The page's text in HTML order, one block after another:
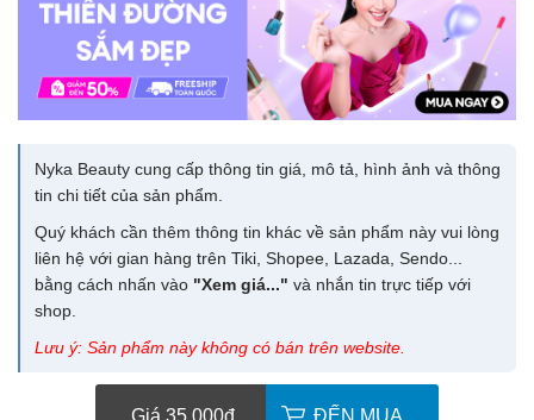
Nyka Beauty cung cấp thông tin giá, mô tả, hình ảnh và thông
tin chi tiết của sản phẩm.
Quý khách cần thêm thông tin khác về sản phẩm này vui lòng
liên hệ với gian hàng trên Tiki, Shopee, Lazada, Sendo...
bằng cách nhấn vào "Xem giá..." và nhắn tin trực tiếp với
shop.
Lưu ý: Sản phẩm này không có bán trên website.
Giá 35.000đ ĐẾN MUA